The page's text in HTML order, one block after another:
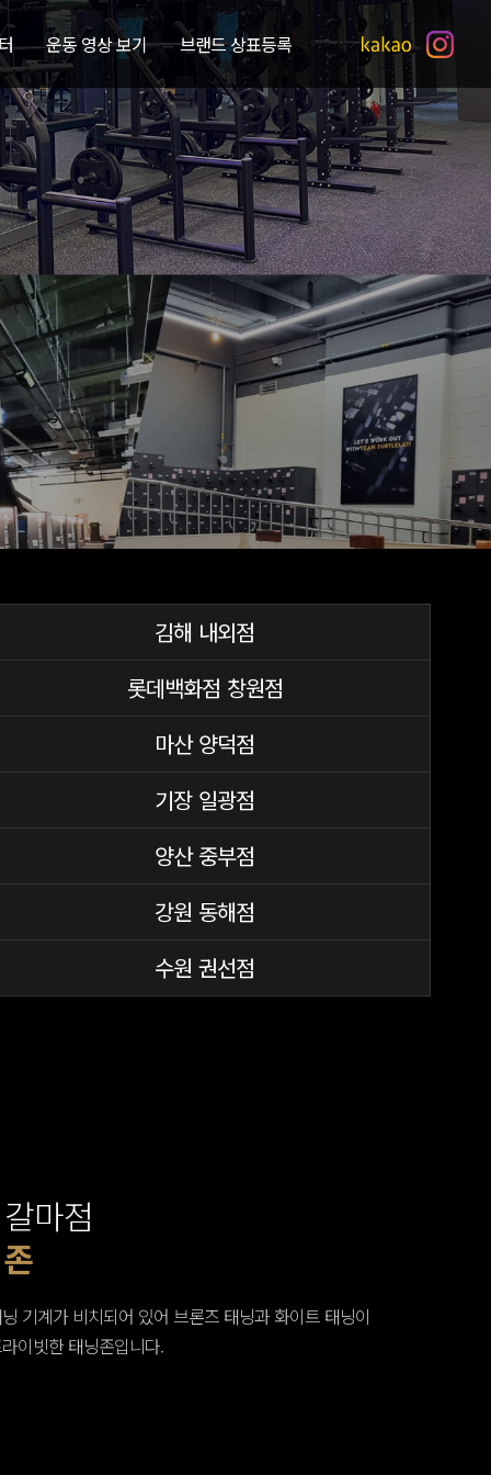
운동 영상 보기 브랜드 상표등록
김해 내외점
롯데백화점 창원점
마산 양덕점
기장 일광점
양산 중부점
강원 동해점
수원 권선점
필라테스 존
마점
기계가 비치되어 있어 브론즈 태닝과 화이트 태닝이
이빗한 태닝존입니다.
마점
칭 존
이 마련되어 있어 스트레칭할 때에 쾌적하게 사용 가능한
입니다.
존
신욕기 존
존
이트 존